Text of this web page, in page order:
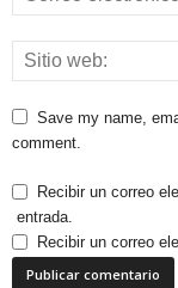
Save my name,
comment.
Recibir un correo
entrada.
Recibir un correo